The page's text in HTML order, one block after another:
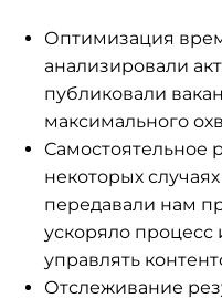
Оптимизация
анализировали
публиковали
максимального
Самостоятельное
некоторых
передавали нам
ускоряло процесс
управлять
Отслеживание